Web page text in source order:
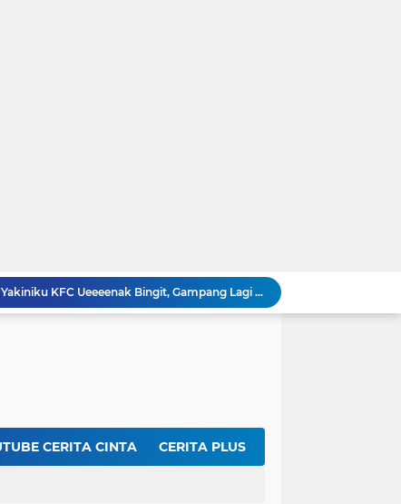
Resep Membuat Chicken Yakiniku KFC Ueeeenak Bingit, Gampang Lagi Bikinnya
Suasana
Kentang Mustofa Garing dan Renyah
Inilah Rahasia Membuat Dengdeng Sapi Balado Agar Empuk dan Pedasnya Meresap ...!!
CERITA CINTA CERITA PLUS